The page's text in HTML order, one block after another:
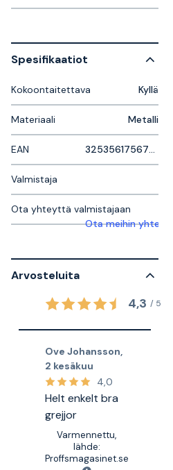
Spesifikaatiot
Kokoontaitettava Kyllä
Materiaali Metalli
EAN
Valmistaja
Ota yhteyttä valmistajaan
Ota meihin
Arvosteluita
4,3 / 5
Ove Johansson
2 kesäkuu
4,0
Helt enkelt bra
grejjor
Varmennettu,
lähde:
Proffsmagasinet.se